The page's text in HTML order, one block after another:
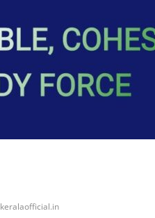
keralaofficial.in